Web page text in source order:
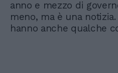
anno e mezzo di
meno, ma è una
hanno anche qualche